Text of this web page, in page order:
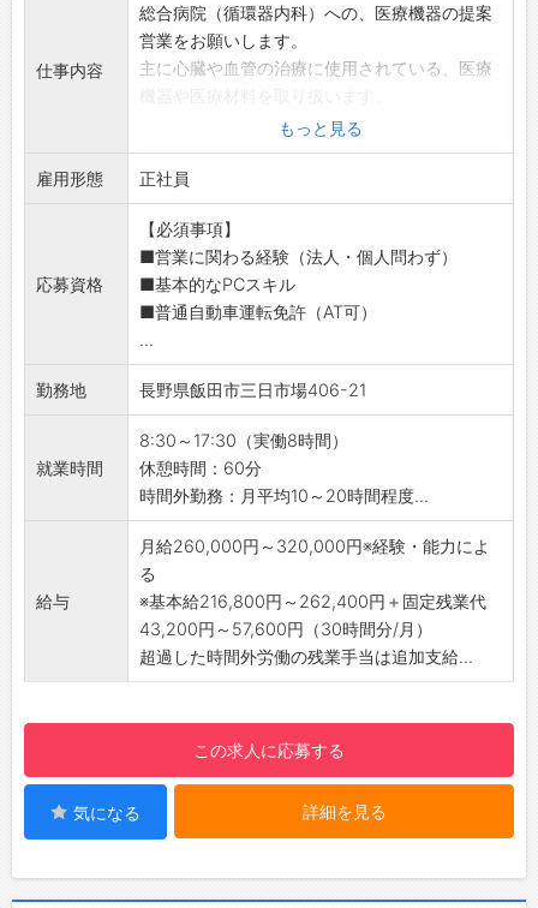
も勉強を行って知識をアップデートする必要が
あります。
・入社後～2週間ほど
メーカー勉強会、先輩によるOJTなどを通し
て、仕事のやり方を習得
↓
・半年～1年
お客様の引き継ぎを行いながら、約3ヶ月毎に
入社から2～6年後に下記のような、キャリアス
テップがあります。
・スペシャリスト：専門分野に特化したスペシ
ャリスト。施設担当から要望を受けサポートし
ます。
・施設担当者：担当病院を持ち治療レベルが上
がるようサポートする営業です。
・チームリーダー：現場のスペシャリストを経
て、チームをマネジメントする立場
・拠点長・部長：各メンバー、リーダーのマネ
ジメント
【職場の雰囲気・社風】
がらチームプレーを大切にしています。
自宅から社用車で出勤
↓
仕事内容
総合病院（循環器内科）への、医療機器の提案
営業をお願いします。
主に心臓や血管の治療に使用されている、医療
入社後は、座学研修やOJTを経て、先輩社員か
ら病院を2~3社引継ぎます。
【業務内容】
・お客様へのヒアリング
※メインは総合病院（循環器内科）の先生、事
務など
・各種医療製品のご提案
・製品の積込み及び納品
※社用車はAT限定可です。
・オペ（治療）に関する打ち合わせ・症例の立
合い
明
＜具体的には＞
医師と手術についての打ち合わせ
医師のニーズに合わせて製品を提案
手術現場で取扱い説明等のサポートを実施
【扱う商品】
・ペースメーカやカテーテルといった循環器関
連製品です。
・医療従事者から信頼できる最強のパートナー
として、社会貢献度の高い仕事に携われます。
・病院の先生や看護師の方から、治療が上手く
いった時に、感謝の言葉を頂けると喜びを感じ
・実際に納品した製品を利用している患者様の
もっと見る
雇用形態 正社員
応募資格
【必須事項】
■営業に関わる経験（法人・個人問わず）
■基本的なPCスキル
■普通自動車運転免許（AT可）
...
勤務地 長野県飯田市三日市場406-21
就業時間
8:30～17:30（実働8時間）
休憩時間：60分
時間外勤務：月平均10～20時間程度...
給与
月給260,000円～320,000円※経験・能力によ
る
※基本給216,800円～262,400円＋固定残業代
43,200円～57,600円（30時間分/月）
超過した時間外労働の残業手当は追加支給...
この求人に応募する
気になる 詳細を見る